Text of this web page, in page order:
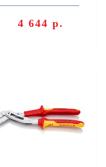
4 644 р.